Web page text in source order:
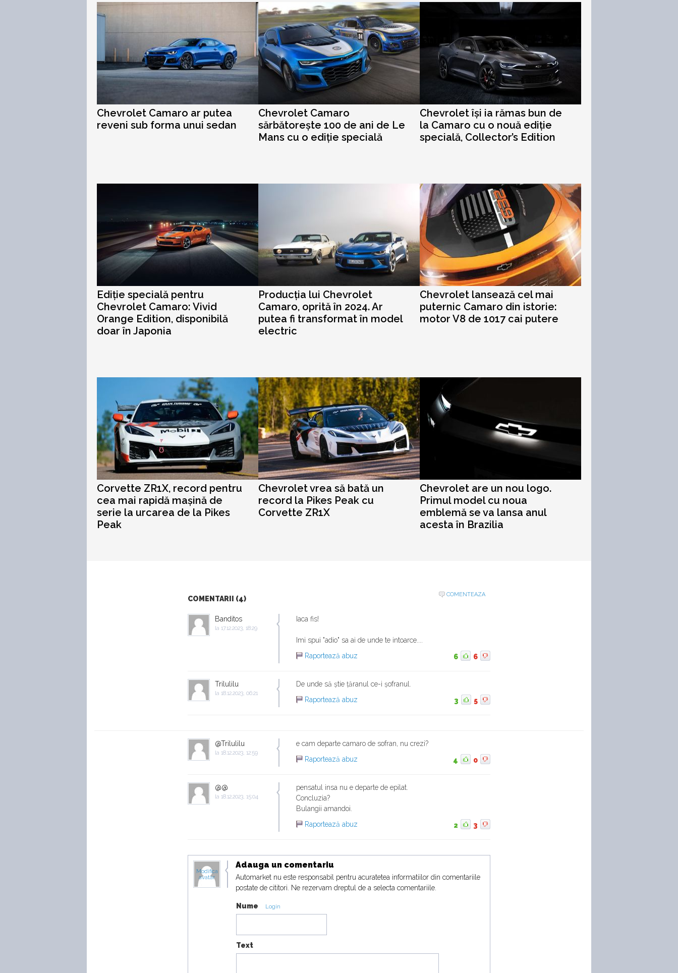
Chevrolet Camaro ar putea
reveni sub forma unui sedan
Chevrolet Camaro
sărbătorește 100 de ani de Le
Mans cu o ediție specială
Chevrolet își ia rămas bun de
la Camaro cu o nouă ediție
specială, Collector’s Edition
Ediție specială pentru
Chevrolet Camaro: Vivid
Orange Edition, disponibilă
doar în Japonia
Producția lui Chevrolet
Camaro, oprită în 2024. Ar
putea fi transformat în model
electric
Chevrolet lansează cel mai
puternic Camaro din istorie:
motor V8 de 1017 cai putere
Corvette ZR1X, record pentru
cea mai rapidă mașină de
serie la urcarea de la Pikes
Peak
Chevrolet vrea să bată un
record la Pikes Peak cu
Corvette ZR1X
Chevrolet are un nou logo.
Primul model cu noua
emblemă se va lansa anul
acesta în Brazilia
COMENTARII (4)
COMENTEAZA
Banditos
la 17.12.2023, 18:29
Iaca fis!
Imi spui "adio" sa ai de unde te intoarce....
Raportează abuz
6 6
Trilulilu
la 18.12.2023, 06:21
De unde să știe țăranul ce-i șofranul.
Raportează abuz
3 5
@Trilulilu
la 18.12.2023, 12:59
e cam departe camaro de sofran, nu crezi?
Raportează abuz
4 0
@@
la 18.12.2023, 15:04
pensatul insa nu e departe de epilat.
Concluzia?
Bulangii amandoi.
Raportează abuz
2 3
Modifica
avatar
Adauga un comentariu
Automarket nu este responsabil pentru acuratetea informatiilor din comentariile
postate de cititori. Ne rezervam dreptul de a selecta comentariile.
Nume Login
Text